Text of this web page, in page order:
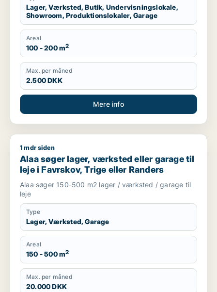
Lager, Værksted, Butik, Undervisningslokale,
Showroom, Produktionslokaler, Garage
Areal
100 - 200 m2
Max. per måned
2.500 DKK
Mere info
Alaa søger lager, værksted eller garage til leje i Favrskov,
1 mdr siden
Alaa søger lager, værksted eller garage til
leje i Favrskov, Trige eller Randers
Alaa søger 150-500 m2 lager / værksted / garage til
leje
Type
Lager, Værksted, Garage
Areal
150 - 500 m2
Max. per måned
20.000 DKK